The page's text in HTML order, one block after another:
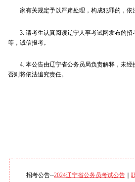
家有关规定予以严肃处理，构成犯罪的，依
3. 请考生认真阅读辽宁人事考试网发布的招
等，诚信报考。
4. 本公告由辽宁省公务员局负责解释，未经
否则将依法追究责任。
招考公告--2024辽宁省公务员考试公告 ｜